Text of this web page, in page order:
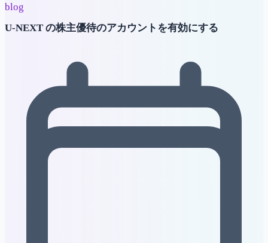
blog
U-NEXT の株主優待のアカウントを有効にする